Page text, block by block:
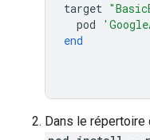
target
pod
end
Dans le